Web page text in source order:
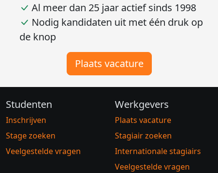
Al meer dan 25 jaar actief sinds 1998
Nodig kandidaten uit met één druk op
de knop
Plaats vacature
Studenten
Inschrijven
Stage zoeken
Veelgestelde vragen
Werkgevers
Plaats vacature
Stagiair zoeken
Internationale stagiairs
Veelgestelde vragen